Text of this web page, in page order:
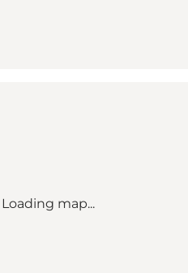
Loading map...